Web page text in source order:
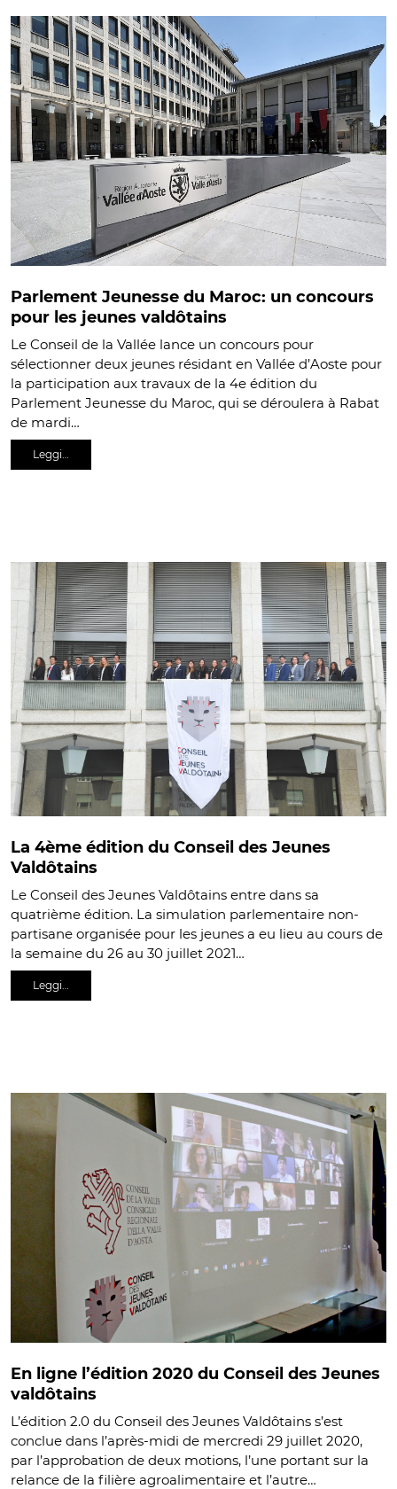
Parlement Jeunesse du Maroc: un concours
pour les jeunes valdôtains
Le Conseil de la Vallée lance un concours pour
sélectionner deux jeunes résidant en Vallée d’Aoste pour
la participation aux travaux de la 4e édition du
Parlement Jeunesse du Maroc, qui se déroulera à Rabat
de mardi…
Leggi…
La 4ème édition du Conseil des Jeunes
Valdôtains
Le Conseil des Jeunes Valdôtains entre dans sa
quatrième édition. La simulation parlementaire non-
partisane organisée pour les jeunes a eu lieu au cours de
la semaine du 26 au 30 juillet 2021…
Leggi…
En ligne l’édition 2020 du Conseil des Jeunes
valdôtains
L’édition 2.0 du Conseil des Jeunes Valdôtains s’est
conclue dans l’après-midi de mercredi 29 juillet 2020,
par l’approbation de deux motions, l’une portant sur la
relance de la filière agroalimentaire et l’autre…